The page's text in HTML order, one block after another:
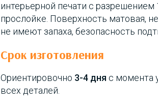
интерьерной печати с
прослойке. Поверхность матовая,
не имеют запаха, безопасность
Срок изготовления
Ориентировочно 3-4 дня с момента
всех деталей.